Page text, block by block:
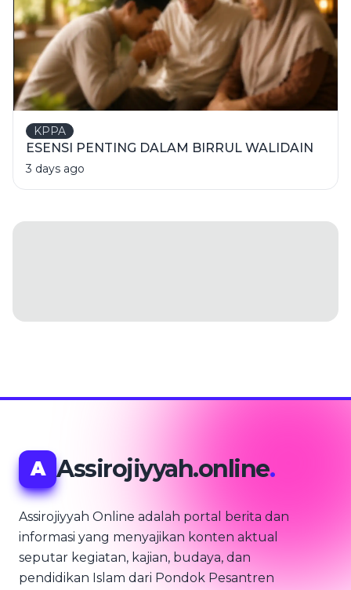
KPPA
ESENSI PENTING DALAM BIRRUL WALIDAIN
3 days ago
A Assirojiyyah.online.
Assirojiyyah Online adalah portal berita dan
informasi yang menyajikan konten aktual
seputar kegiatan, kajian, budaya, dan
pendidikan Islam dari Pondok Pesantren